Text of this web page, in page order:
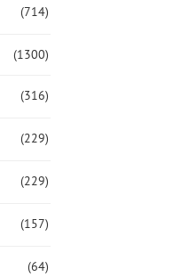
(714)
(1300)
(316)
(229)
(229)
(157)
(64)